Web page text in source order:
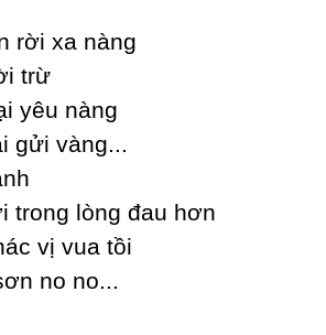
rời xa nàng
trừ
уêu nàng
gửi vàng...
trong lòng đau hơn
vị vua tồi
no no...